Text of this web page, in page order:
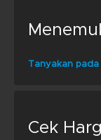
Tanyakan pada
Cek